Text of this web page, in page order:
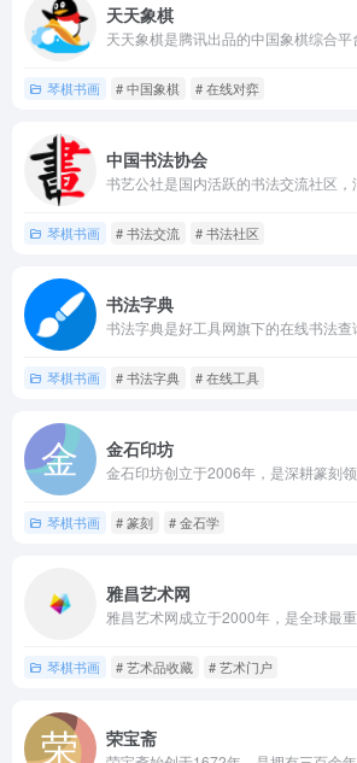
天天象棋
琴棋书画 # 中国象棋 # 在线对弈
中国书法协会
琴棋书画 # 书法交流 # 书法社区
书法字典
琴棋书画 # 书法字典 # 在线工具
金石印坊
琴棋书画 # 篆刻 # 金石学
雅昌艺术网
琴棋书画 # 艺术品收藏 # 艺术门户
荣宝斋